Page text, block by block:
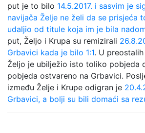
put je to bilo 14.5.2017. i sasvim je
navijača Želje ne želi da se prisjeća
udaljio od titule koja im je bila
put, Željo i Krupa su remizirali
Grbavici kada je bilo 1:1. U
Željo je ubilježio isto toliko pobjeda
pobjeda ostvareno na Grbavici.
između Želje i Krupe odigran je
Grbavici, a bolji su bili domaći sa